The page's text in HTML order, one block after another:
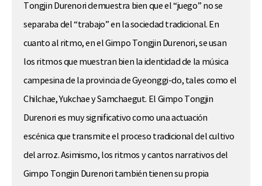
Tongjin Durenori demuestra bien que el “juego” no se
separaba del “trabajo” en la sociedad tradicional. En
cuanto al ritmo, en el Gimpo Tongjin Durenori, se usan
los ritmos que muestran bien la identidad de la música
campesina de la provincia de Gyeonggi-do, tales como el
Chilchae, Yukchae y Samchaegut. El Gimpo Tongjin
Durenori es muy significativo como una actuación
escénica que transmite el proceso tradicional del cultivo
del arroz. Asimismo, los ritmos y cantos narrativos del
Gimpo Tongjin Durenori también tienen su propia